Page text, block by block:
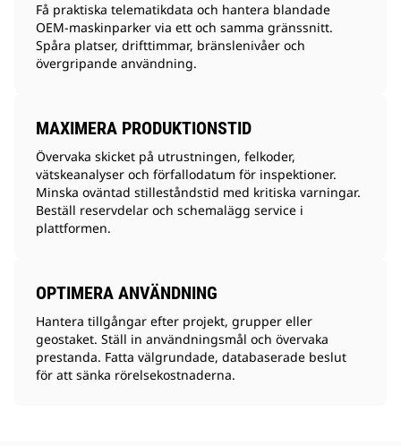
Få praktiska telematikdata och hantera blandade
OEM-maskinparker via ett och samma gränssnitt.
Spåra platser, drifttimmar, bränslenivåer och
övergripande användning.
MAXIMERA PRODUKTIONSTID
Övervaka skicket på utrustningen, felkoder,
vätskeanalyser och förfallodatum för inspektioner.
Minska oväntad stilleståndstid med kritiska varningar.
Beställ reservdelar och schemalägg service i
plattformen.
OPTIMERA ANVÄNDNING
Hantera tillgångar efter projekt, grupper eller
geostaket. Ställ in användningsmål och övervaka
prestanda. Fatta välgrundade, databaserade beslut
för att sänka rörelsekostnaderna.